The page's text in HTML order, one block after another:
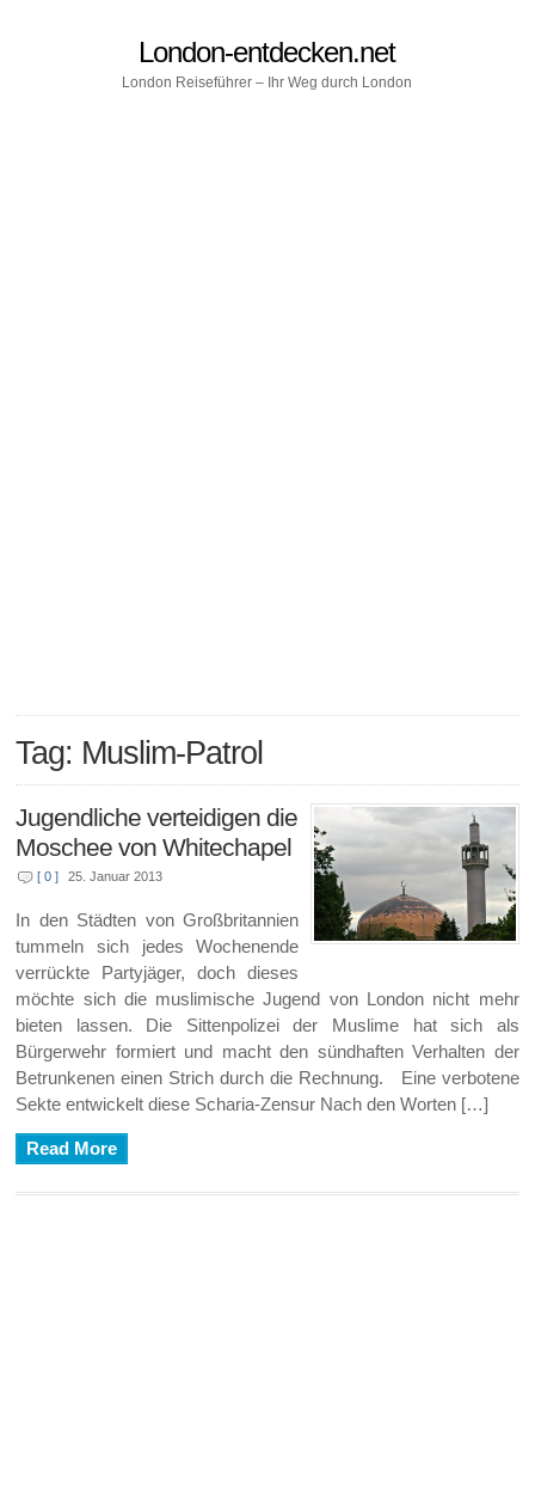
London-entdecken.net
London Reiseführer – Ihr Weg durch London
Tag: Muslim-Patrol
Jugendliche verteidigen die
Moschee von Whitechapel
[ 0 ] 25. Januar 2013
In den Städten von Großbritannien
tummeln sich jedes Wochenende
verrückte Partyjäger, doch dieses
möchte sich die muslimische Jugend von London nicht mehr
bieten lassen. Die Sittenpolizei der Muslime hat sich als
Bürgerwehr formiert und macht den sündhaften Verhalten der
Betrunkenen einen Strich durch die Rechnung. Eine verbotene
Sekte entwickelt diese Scharia-Zensur Nach den Worten […]
Read More